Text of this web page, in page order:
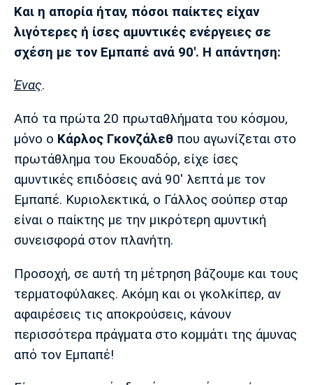
Και η απορία ήταν, πόσοι παίκτες είχαν
λιγότερες ή ίσες αμυντικές ενέργειες σε
σχέση με τον Εμπαπέ ανά 90'. Η απάντηση:
Ένας.
Από τα πρώτα 20 πρωταθλήματα του κόσμου,
μόνο ο Κάρλος Γκονζάλεθ που αγωνίζεται στο
πρωτάθλημα του Εκουαδόρ, είχε ίσες
αμυντικές επιδόσεις ανά 90' λεπτά με τον
Εμπαπέ. Κυριολεκτικά, ο Γάλλος σούπερ σταρ
είναι ο παίκτης με την μικρότερη αμυντική
συνεισφορά στον πλανήτη.
Προσοχή, σε αυτή τη μέτρηση βάζουμε και τους
τερματοφύλακες. Ακόμη και οι γκολκίπερ, αν
αφαιρέσεις τις αποκρούσεις, κάνουν
περισσότερα πράγματα στο κομμάτι της άμυνας
από τον Εμπαπέ!